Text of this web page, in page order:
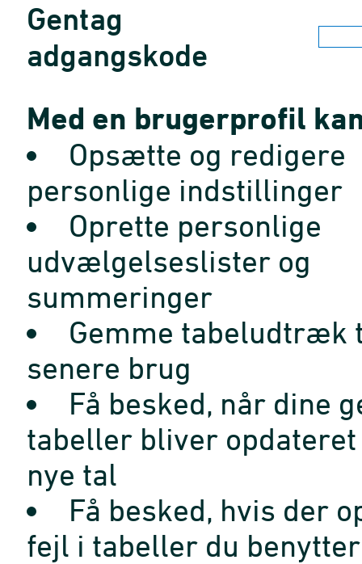
Gentag
adgangskode
Med en brugerprofil
Opsætte og redigere
personlige indstillinger
Oprette personlige
udvælgelseslister og
summeringer
Gemme tabeludtræk
senere brug
Få besked, når dine
tabeller bliver opdateret
nye tal
Få besked, hvis der
fejl i tabeller du benytter